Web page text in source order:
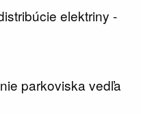
elektriny -
parkoviska vedľa